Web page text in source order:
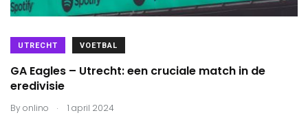
UTRECHT VOETBAL
GA Eagles – Utrecht: een cruciale match in de
eredivisie
Byonlino . 1 april 2024